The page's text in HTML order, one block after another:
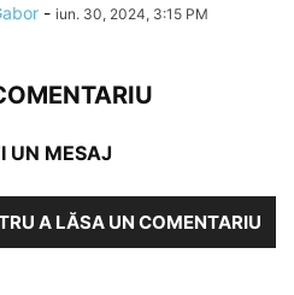
- iun. 30, 2024, 3:15 PM
UN MESAJ
A LĂSA UN COMENTARIU